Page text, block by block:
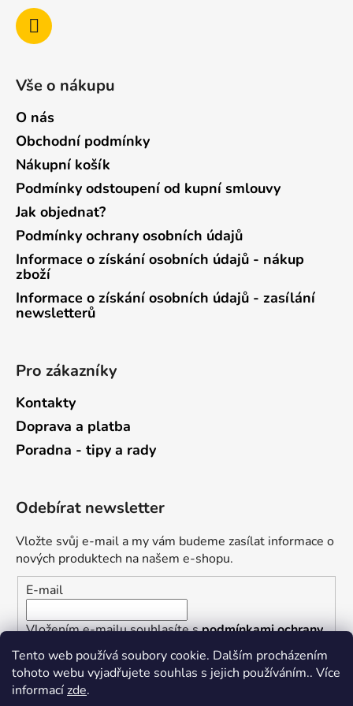
Tento web používá soubory cookie. Dalším procházením
tohoto webu vyjadřujete souhlas s jejich používáním.. Více
informacízde.
Vše o nákupu
O nás
Obchodní podmínky
Nákupní košík
Podmínky odstoupení od kupní smlouvy
Jak objednat?
Podmínky ochrany osobních údajů
Informace o získání osobních údajů - nákup
zboží
Informace o získání osobních údajů - zasílání
newsletterů
Pro zákazníky
Kontakty
Doprava a platba
Poradna - tipy a rady
Odebírat newsletter
Vložte svůj e-mail a my vám budeme zasílat informace o
nových produktech na našem e-shopu.
E-mail
Vložením e-mailu souhlasíte spodmínkami ochrany
osobních údajů
PŘIHLÁSIT SE